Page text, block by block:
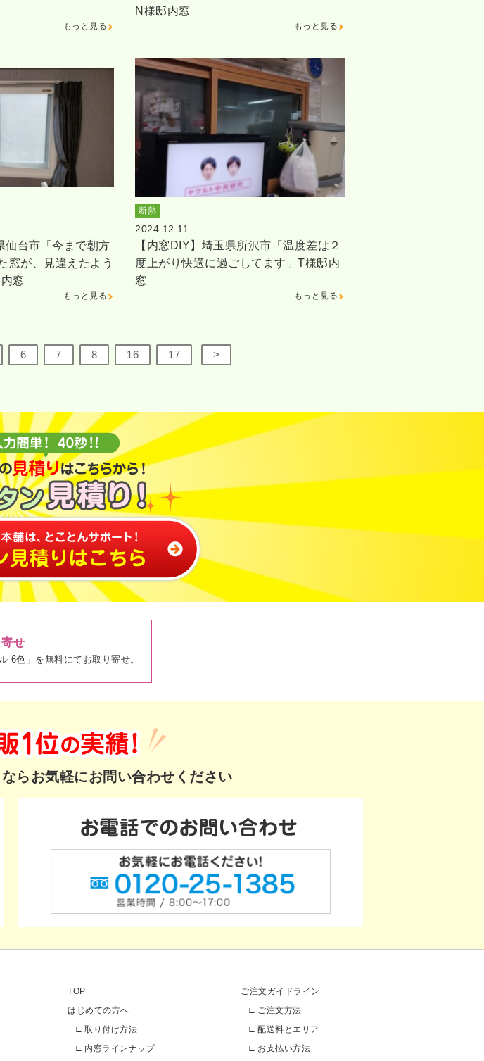
もっと見る
N様邸内窓
もっと見る
仙台市「今まで朝方
窓が、見違えたよう
窓
もっと見る
断熱
2024.12.11
【内窓DIY】埼玉県所沢市「温度差は２
度上がり快適に過ごしてます」T様邸内
窓
もっと見る
6 7 8 16 17 >
せ
6色」を無料にてお取り寄せ。
らお気軽にお問い合わせください
TOP
はじめての方へ
取り付け方法
内窓ラインナップ
ご注文ガイドライン
ご注文方法
配送料とエリア
お支払い方法